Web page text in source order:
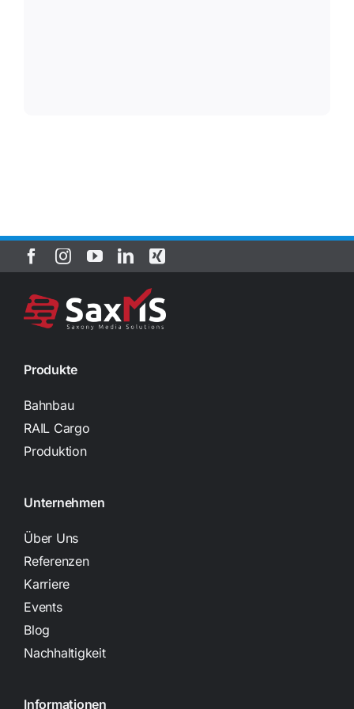
Produkte
Bahnbau
RAIL Cargo
Produktion
Unternehmen
Über Uns
Referenzen
Karriere
Events
Blog
Nachhaltigkeit
Informationen